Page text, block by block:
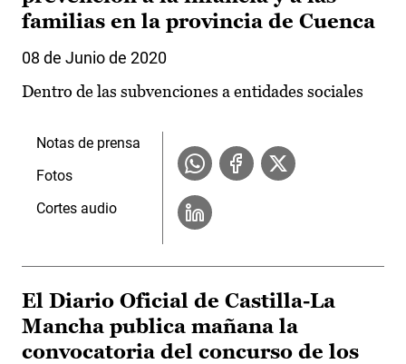
familias en la provincia de Cuenca
08 de Junio de 2020
Dentro de las subvenciones a entidades sociales
Notas de prensa
Fotos
Cortes audio
El Diario Oficial de Castilla-La
Mancha publica mañana la
convocatoria del concurso de los